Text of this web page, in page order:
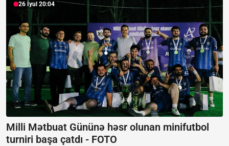
26 İyul 20:04
Milli Mətbuat Gününə həsr olunan minifutbol
turniri başa çatdı - FOTO